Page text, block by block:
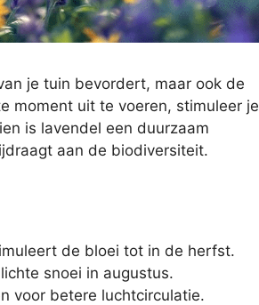
je tuin bevordert, maar ook de
moment uit te voeren, stimuleer je
is lavendel een duurzaam
aan de biodiversiteit.
de bloei tot in de herfst.
snoei in augustus.
voor betere luchtcirculatie.